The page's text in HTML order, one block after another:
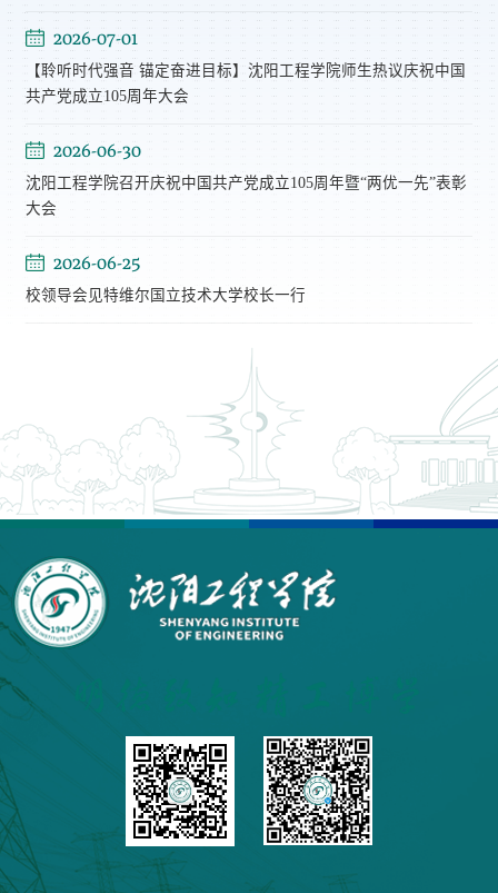
2026-07-01
【聆听时代强音 锚定奋进目标】沈阳工程学院师生热议庆祝中国
共产党成立105周年大会
2026-06-30
沈阳工程学院召开庆祝中国共产党成立105周年暨“两优一先”表彰
大会
2026-06-25
校领导会见特维尔国立技术大学校长一行